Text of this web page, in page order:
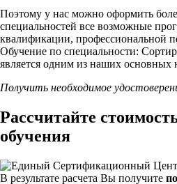
Поэтому у нас можно оформить
специальностей все возможные
квалификации, профессиональной
Обучение по специальности:
является одним из наших основных
Получить необходимое
Рассчитайте
обучения
В результате расчета Вы получите